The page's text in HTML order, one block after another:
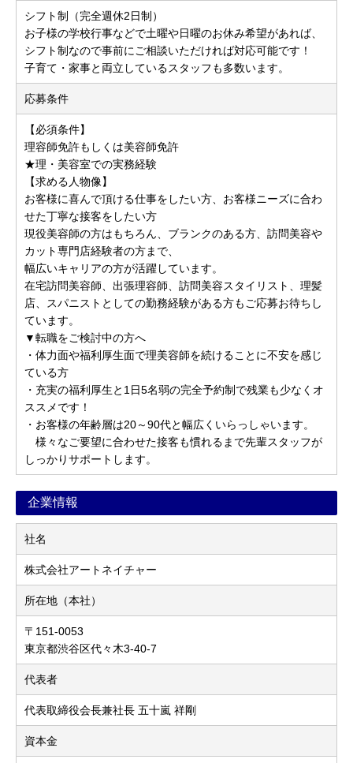
シフト制（完全週休2日制）
お子様の学校行事などで土曜や日曜のお休み希望があれば、
シフト制なので事前にご相談いただければ対応可能です！
子育て・家事と両立しているスタッフも多数います。
応募条件
【必須条件】
理容師免許もしくは美容師免許
★理・美容室での実務経験
【求める人物像】
お客様に喜んで頂ける仕事をしたい方、お客様ニーズに合わ
せた丁寧な接客をしたい方
現役美容師の方はもちろん、ブランクのある方、訪問美容や
カット専門店経験者の方まで、
幅広いキャリアの方が活躍しています。
在宅訪問美容師、出張理容師、訪問美容スタイリスト、理髪
店、スパニストとしての勤務経験がある方もご応募お待ちし
ています。
▼転職をご検討中の方へ
・体力面や福利厚生面で理美容師を続けることに不安を感じ
ている方
・充実の福利厚生と1日5名弱の完全予約制で残業も少なくオ
ススメです！
・お客様の年齢層は20～90代と幅広くいらっしゃいます。
様々なご要望に合わせた接客も慣れるまで先輩スタッフが
しっかりサポートします。
企業情報
社名
株式会社アートネイチャー
所在地（本社）
〒151-0053
東京都渋谷区代々木3-40-7
代表者
代表取締役会長兼社長 五十嵐 祥剛
資本金